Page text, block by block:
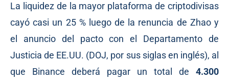
La liquidez de la mayor plataforma de criptodivisas
cayó casi un 25 % luego de la renuncia de Zhao y
el anunciodel pacto con el Departamento de
Justicia de EE.UU. (DOJ, por sus siglas en inglés), al
que Binance deberá pagar un total de 4.300